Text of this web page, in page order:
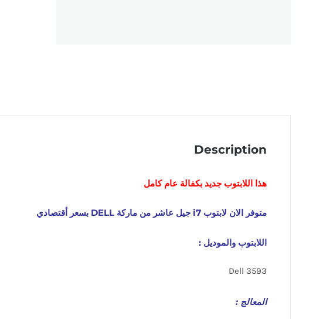
Description
هذا اللابتوب جديد بكفالة عام كامل
متوفر الان لابتوب i7 جيل عاشر من ماركة DELL بسعر أقتصادي
اللابتوب والموديل :
Dell 3593
المعالج :